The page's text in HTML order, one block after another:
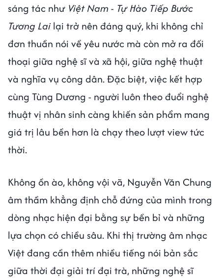
sáng tác như Việt Nam - Tự Hào Tiếp Bước
Tương Lailại trở nên đáng quý, khi không chỉ
đơn thuần nói về yêu nước mà còn mở ra đối
thoại giữa nghệ sĩ và xã hội, giữa nghệ thuật
và nghĩa vụ công dân. Đặc biệt, việc kết hợp
cùng Tùng Dương - người luôn theo đuổi nghệ
thuật vị nhân sinh càng khiến sản phẩm mang
giá trị lâu bền hơn là chạy theo lượt view tức
thời.
Không ồn ào, không vội vã, Nguyễn Văn Chung
âm thầm khẳng định chỗ đứng của mình trong
dòng nhạc hiện đại bằng sự bền bỉ và những
lựa chọn có chiều sâu. Khi thị trường âm nhạc
Việt đang cần thêm nhiều tiếng nói bản sắc
giữa thời đại giải trí đại trà, những nghệ sĩ